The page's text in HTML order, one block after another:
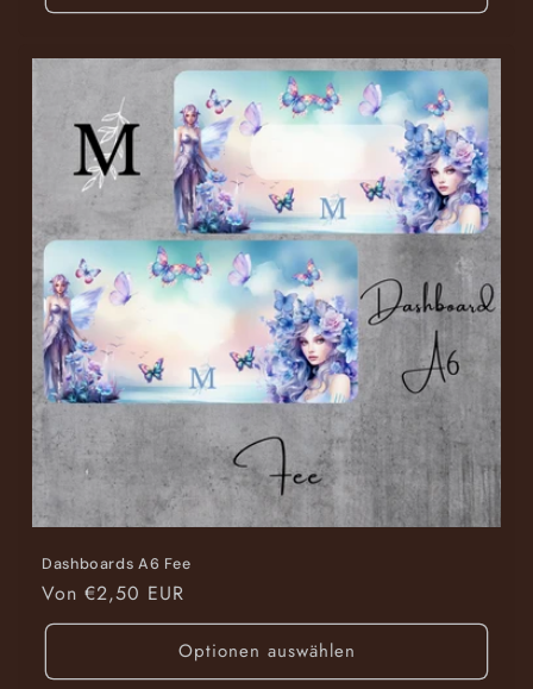
Dashboards A6 Fee
Normaler
Preis
Von €2,50 EUR
Optionen auswählen